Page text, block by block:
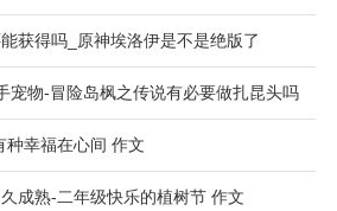
获得吗_原神埃洛伊是不是绝版了
宠物-冒险岛枫之传说有必要做扎昆头吗
种幸福在心间 作文
成熟-二年级快乐的植树节 作文